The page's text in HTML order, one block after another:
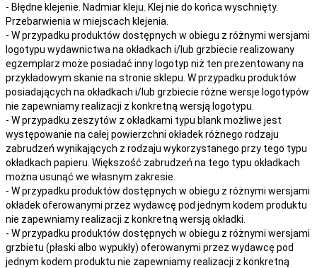
- Błędne klejenie. Nadmiar kleju. Klej nie do końca wyschnięty.
Przebarwienia w miejscach klejenia.
- W przypadku produktów dostępnych w obiegu z różnymi wersjami
logotypu wydawnictwa na okładkach i/lub grzbiecie realizowany
egzemplarz może posiadać inny logotyp niż ten prezentowany na
przykładowym skanie na stronie sklepu. W przypadku produktów
posiadających na okładkach i/lub grzbiecie różne wersje logotypów
nie zapewniamy realizacji z konkretną wersją logotypu.
- W przypadku zeszytów z okładkami typu blank możliwe jest
występowanie na całej powierzchni okładek różnego rodzaju
zabrudzeń wynikających z rodzaju wykorzystanego przy tego typu
okładkach papieru. Większość zabrudzeń na tego typu okładkach
można usunąć we własnym zakresie.
- W przypadku produktów dostępnych w obiegu z różnymi wersjami
okładek oferowanymi przez wydawcę pod jednym kodem produktu
nie zapewniamy realizacji z konkretną wersją okładki.
- W przypadku produktów dostępnych w obiegu z różnymi wersjami
grzbietu (płaski albo wypukły) oferowanymi przez wydawcę pod
jednym kodem produktu nie zapewniamy realizacji z konkretną